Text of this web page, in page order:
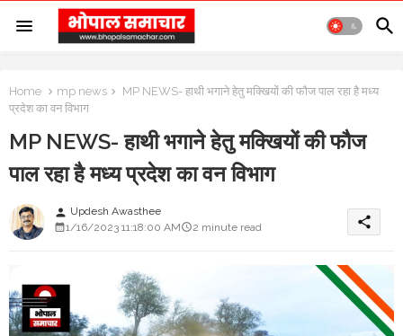
Home mp news
MP NEWS- हाथी भगाने हेतु मक्खियों की फौज पाल रहा है मध्य
प्रदेश का वन विभाग
MP NEWS- हाथी भगाने हेतु मक्खियों की फौज
पाल रहा है मध्य प्रदेश का वन विभाग
person Updesh Awasthee
1/16/2023 11:18:00 AM
2 minute read share